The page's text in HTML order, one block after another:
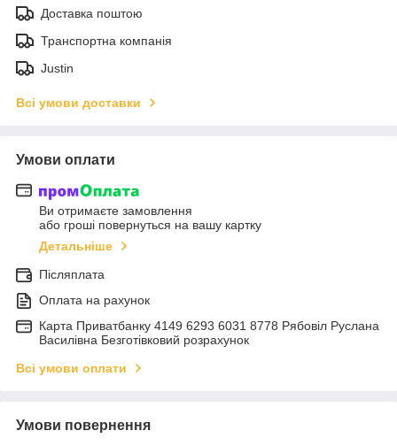
Доставка поштою
Транспортна компанія
Justin
Всі умови доставки
Умови оплати
Ви отримаєте замовлення
або гроші повернуться на вашу картку
Детальніше
Післяплата
Оплата на рахунок
Карта Приватбанку 4149 6293 6031 8778 Рябовіл Руслана
Василівна Безготівковий розрахунок
Всі умови оплати
Умови повернення